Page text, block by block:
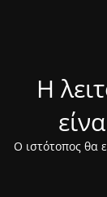
Η
Ο ιστότοπος θα